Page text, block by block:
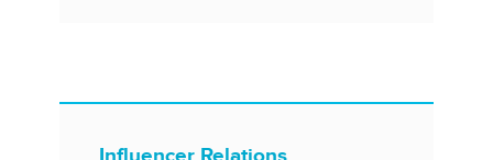
Influencer Relations